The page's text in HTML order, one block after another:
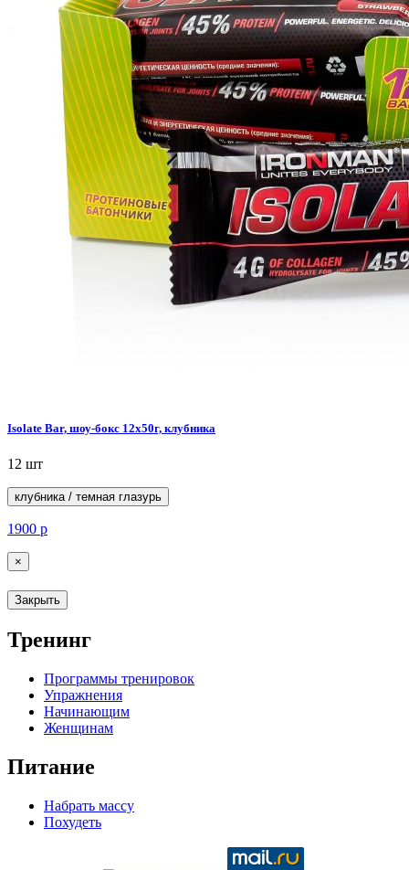
Isolate Bar, шоу-бокс 12x50г, клубника
12 шт
клубника / темная глазурь
1900 р
×
Закрыть
Тренинг
Программы тренировок
Упражнения
Начинающим
Женщинам
Питание
Набрать массу
Похудеть